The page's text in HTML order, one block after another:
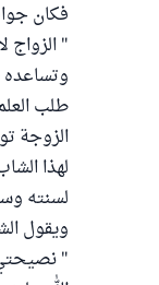
فكان
" الزواج
وتساعده
طلب
الزوجة
لهذا
لسنته
ويقول
" نصيحتي